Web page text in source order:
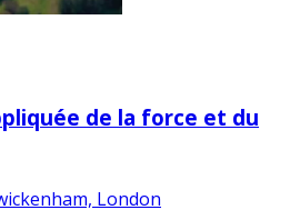
de la force et du
London